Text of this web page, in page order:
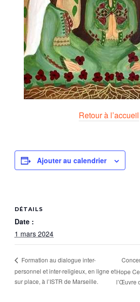
Retour à l’accueil
Ajouter au calendrier
DÉTAILS
Date :
1 mars 2024
Formation au dialogue inter-
personnel et inter-religieux, en ligne et
sur place, à l’ISTR de Marseille.
Hope
l’Œuvre